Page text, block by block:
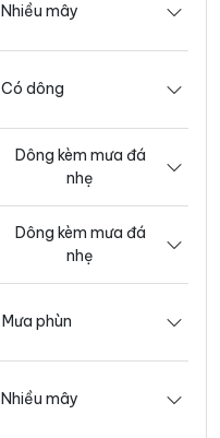
Nhiều mây
Có dông
Dông kèm mưa đá
nhẹ
Dông kèm mưa đá
nhẹ
Mưa phùn
Nhiều mây